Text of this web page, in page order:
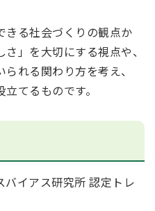
きる社会づくりの観点か
」を大切にする視点や、
れる関わり方を考え、
てるものです。
バイアス研究所 認定トレ